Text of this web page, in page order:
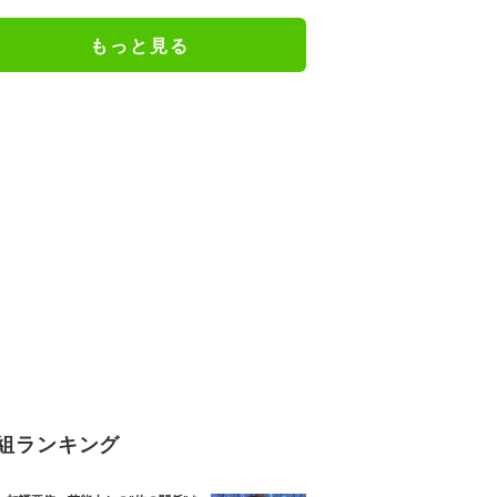
もっと見る
ランキング